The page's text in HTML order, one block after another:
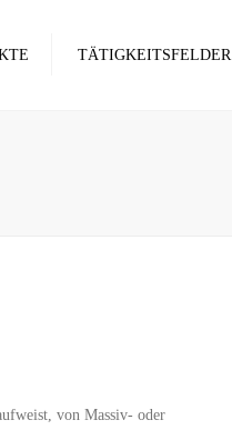
TÄTIGKEITSFELDER
von Massiv- oder